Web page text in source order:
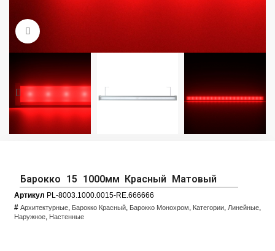
Барокко 15 1000мм Красный Матовый
Артикул PL-8003.1000.0015-RE.666666
# Архитектурные, Барокко Красный, Барокко Монохром, Категории, Линейные,
Наружное, Настенные